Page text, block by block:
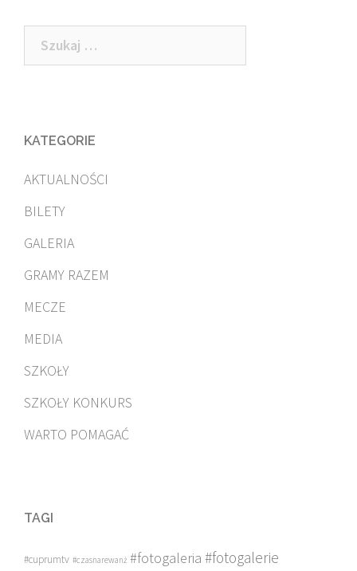
Szukaj:
KATEGORIE
AKTUALNOŚCI
BILETY
GALERIA
GRAMY RAZEM
MECZE
MEDIA
SZKOŁY
SZKOŁY KONKURS
WARTO POMAGAĆ
TAGI
#cuprumtv #czasnarewanż #fotogaleria #fotogalerie